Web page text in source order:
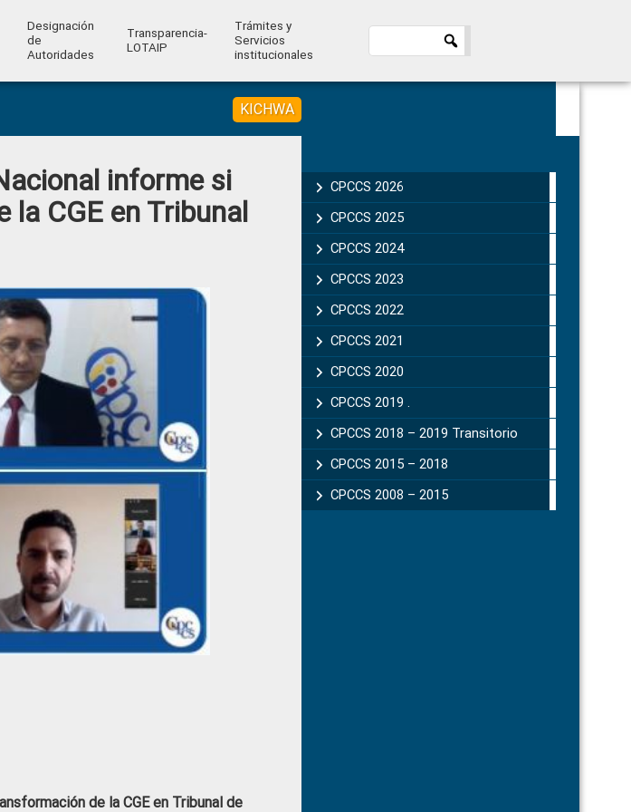
Designación
de
Autoridades
Transparencia-
LOTAIP
Trámites y
Servicios
institucionales
KICHWA
informe si
CGE en Tribunal
de la CGE en Tribunal de
Sidebar
CPCCS 2026
CPCCS 2025
CPCCS 2024
CPCCS 2023
CPCCS 2022
CPCCS 2021
CPCCS 2020
CPCCS 2019 .
CPCCS 2018 – 2019 Transitorio
CPCCS 2015 – 2018
CPCCS 2008 – 2015